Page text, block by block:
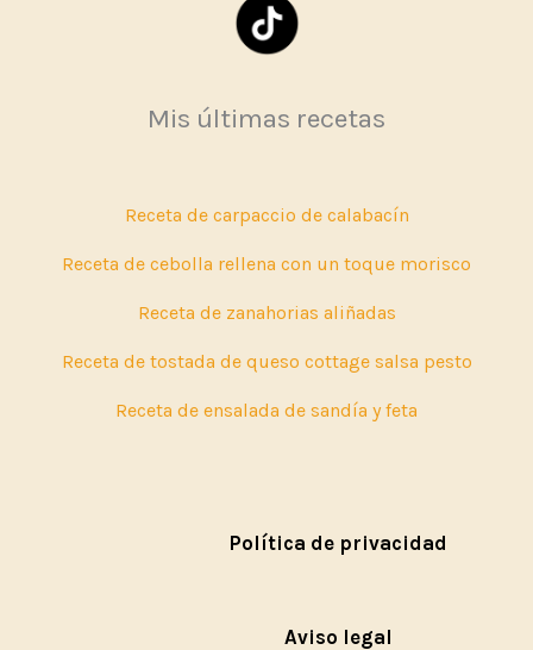
Mis últimas recetas
Receta de carpaccio de calabacín
Receta de cebolla rellena con un toque morisco
Receta de zanahorias aliñadas
Receta de tostada de queso cottage salsa pesto
Receta de ensalada de sandía y feta
Política de privacidad
Aviso legal